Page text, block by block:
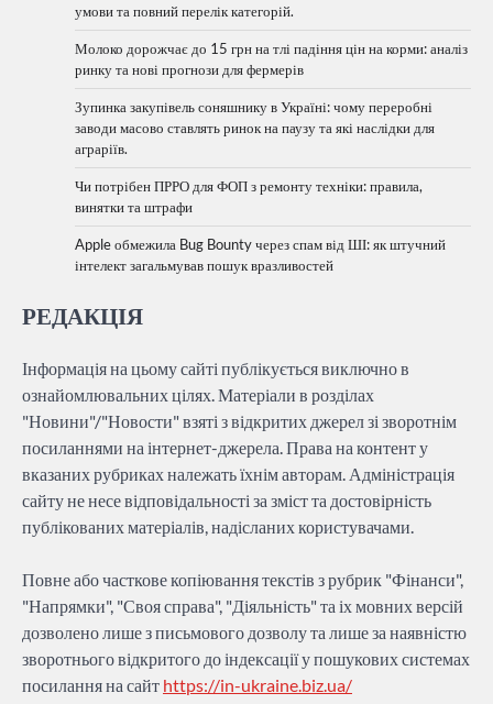
умови та повний перелік категорій.
Молоко дорожчає до 15 грн на тлі падіння цін на корми: аналіз
ринку та нові прогнози для фермерів
Зупинка закупівель соняшнику в Україні: чому переробні
заводи масово ставлять ринок на паузу та які наслідки для
аграріїв.
Чи потрібен ПРРО для ФОП з ремонту техніки: правила,
винятки та штрафи
Apple обмежила Bug Bounty через спам від ШІ: як штучний
інтелект загальмував пошук вразливостей
РЕДАКЦІЯ
Інформація на цьому сайті публікується виключно в
ознайомлювальних цілях. Матеріали в розділах
"Новини"/"Новости" взяті з відкритих джерел зі зворотнім
посиланнями на інтернет-джерела. Права на контент у
вказаних рубриках належать їхнім авторам. Адміністрація
сайту не несе відповідальності за зміст та достовірність
публікованих матеріалів, надісланих користувачами.
Повне або часткове копіювання текстів з рубрик "Фінанси",
"Напрямки", "Своя справа", "Діяльність" та іх мовних версій
дозволено лише з письмового дозволу та лише за наявністю
зворотнього відкритого до індексації у пошукових системах
посилання на сайт https://in-ukraine.biz.ua/